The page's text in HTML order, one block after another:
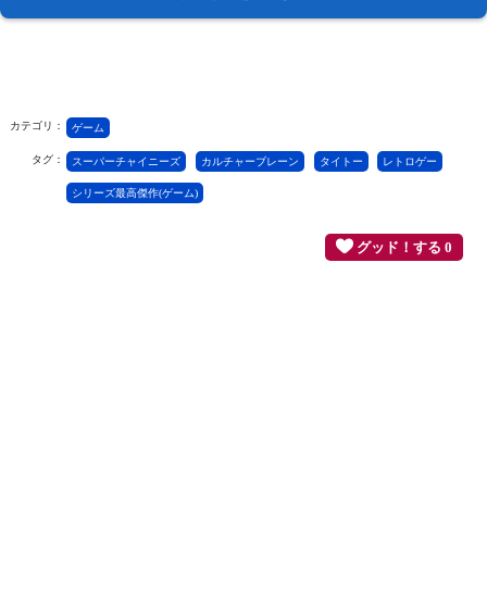
カテゴリ： ゲーム
タグ： スーパーチャイニーズ カルチャーブレーン タイトー レトロゲー
シリーズ最高傑作(ゲーム)
グッド！する 0